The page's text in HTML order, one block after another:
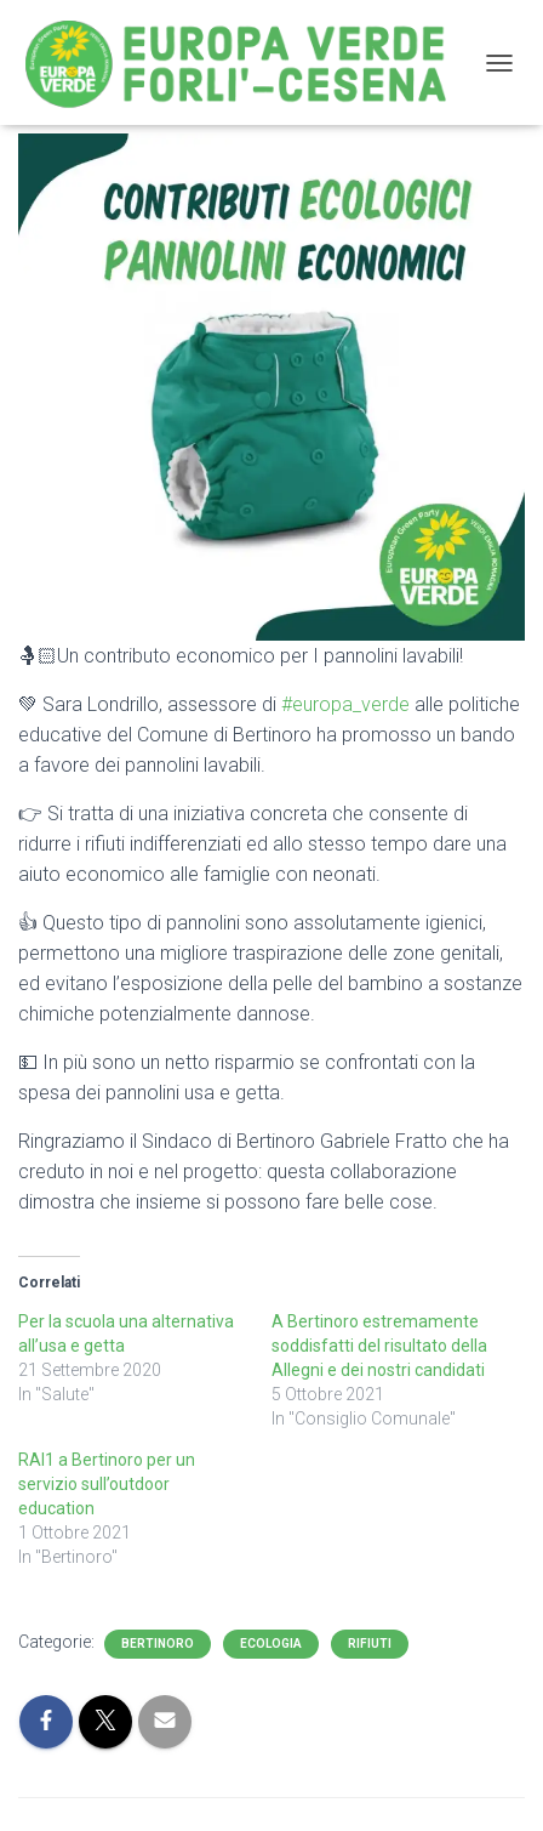
Contributi economici per i pannolini lavabili
🤱🏻Un contributo economico per I pannolini lavabili!
💚 Sara Londrillo, assessore di #europa_verde alle politiche
educative del Comune di Bertinoro ha promosso un bando
a favore dei pannolini lavabili.
👉 Si tratta di una iniziativa concreta che consente di
ridurre i rifiuti indifferenziati ed allo stesso tempo dare una
aiuto economico alle famiglie con neonati.
👍 Questo tipo di pannolini sono assolutamente igienici,
permettono una migliore traspirazione delle zone genitali,
ed evitano l’esposizione della pelle del bambino a sostanze
chimiche potenzialmente dannose.
💵 In più sono un netto risparmio se confrontati con la
spesa dei pannolini usa e getta.
Ringraziamo il Sindaco di Bertinoro Gabriele Fratto che ha
creduto in noi e nel progetto: questa collaborazione
dimostra che insieme si possono fare belle cose.
Correlati
Per la scuola una alternativa
all’usa e getta
21 Settembre 2020
In "Salute"
A Bertinoro estremamente
soddisfatti del risultato della
Allegni e dei nostri candidati
5 Ottobre 2021
In "Consiglio Comunale"
RAI1 a Bertinoro per un
servizio sull’outdoor
education
1 Ottobre 2021
In "Bertinoro"
Categorie: BERTINORO ECOLOGIA RIFIUTI